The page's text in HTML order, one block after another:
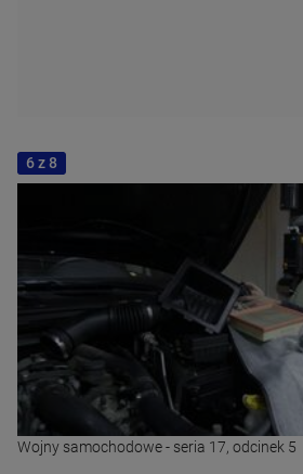
6 z 8
Wojny samochodowe - seria 17, odcinek 5